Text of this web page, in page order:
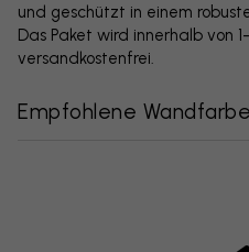
und geschützt in einem
Das Paket wird innerhalb von
versandkostenfrei.
Empfohlene Wandfarbe